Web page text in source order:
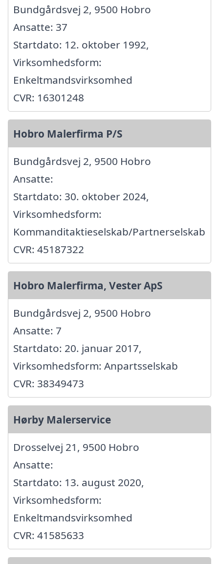
Bundgårdsvej 2, 9500 Hobro
Ansatte: 37
Startdato: 12. oktober 1992,
Virksomhedsform:
Enkeltmandsvirksomhed
CVR: 16301248
Hobro Malerfirma P/S
Bundgårdsvej 2, 9500 Hobro
Ansatte:
Startdato: 30. oktober 2024,
Virksomhedsform:
Kommanditaktieselskab/Partnerselskab
CVR: 45187322
Hobro Malerfirma, Vester ApS
Bundgårdsvej 2, 9500 Hobro
Ansatte: 7
Startdato: 20. januar 2017,
Virksomhedsform: Anpartsselskab
CVR: 38349473
Hørby Malerservice
Drosselvej 21, 9500 Hobro
Ansatte:
Startdato: 13. august 2020,
Virksomhedsform:
Enkeltmandsvirksomhed
CVR: 41585633